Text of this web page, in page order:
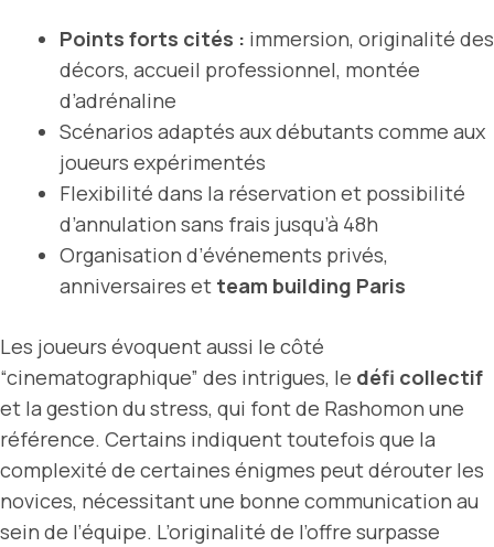
Points forts cités : immersion, originalité des
décors, accueil professionnel, montée
d’adrénaline
Scénarios adaptés aux débutants comme aux
joueurs expérimentés
Flexibilité dans la réservation et possibilité
d’annulation sans frais jusqu’à 48h
Organisation d’événements privés,
anniversaires et team building Paris
Les joueurs évoquent aussi le côté
“cinematographique” des intrigues, le défi collectif
et la gestion du stress, qui font de Rashomon une
référence. Certains indiquent toutefois que la
complexité de certaines énigmes peut dérouter les
novices, nécessitant une bonne communication au
sein de l’équipe. L’originalité de l’offre surpasse